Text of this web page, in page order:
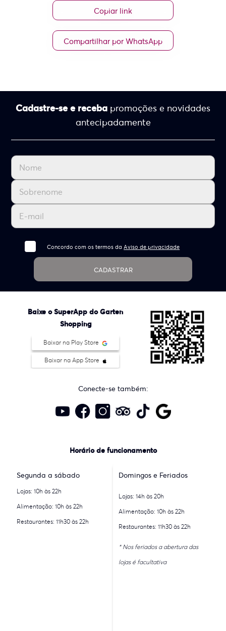
Copiar link
Compartilhar por WhatsApp
Cadastre-se e receba promoções e novidades
antecipadamente
Concordo com os termos daAviso de privacidade
CADASTRAR
Baixe o SuperApp do Garten
Shopping
Baixar na Play Store
Baixar na App Store
Conecte-se também:
Horário de funcionamento
Segunda a sábado
Lojas: 10h às 22h
Alimentação: 10h às 22h
Restaurantes: 11h30 às 22h
Domingos e Feriados
Lojas: 14h às 20h
Alimentação: 10h às 22h
Restaurantes: 11h30 às 22h
* Nos feriados a abertura das
lojas é facultativa